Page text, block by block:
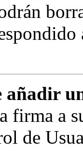
añadir
firma a
de